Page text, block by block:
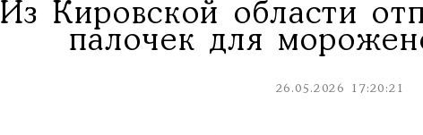
Из Кировской области
палочек для
26.05.2026 17:20:21